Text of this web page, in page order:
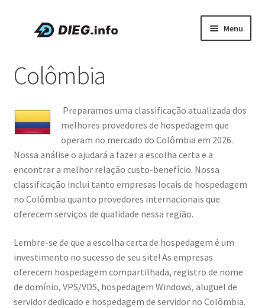
conteúdo
Menu
Cupons e Promoções
Português
Colômbia
Preparamos uma classificação atualizada dos
melhores provedores de hospedagem que
operam no mercado do Colômbia em 2026.
Nossa análise o ajudará a fazer a escolha certa e a
encontrar a melhor relação custo-benefício. Nossa
classificação inclui tanto empresas locais de hospedagem
no Colômbia quanto provedores internacionais que
oferecem serviços de qualidade nessa região.
Lembre-se de que a escolha certa de hospedagem é um
investimento no sucesso de seu site! As empresas
oferecem hospedagem compartilhada, registro de nome
de domínio, VPS/VDS, hospedagem Windows, aluguel de
servidor dedicado e hospedagem de servidor no Colômbia.